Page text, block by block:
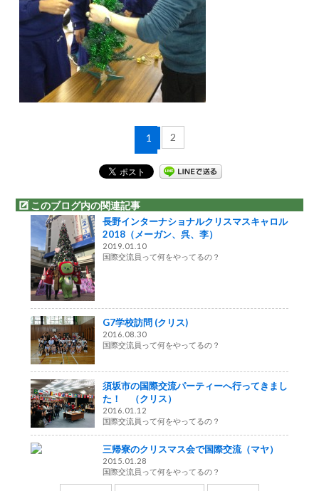
1 2
このブログ内の関連記事
長野インターナショナルクリスマスキャロル
2018（メーガン、呉、李）
2019.01.10
国際交流員って何をやってるの？
G7学校訪問 (クリス)
2016.08.30
国際交流員って何をやってるの？
須坂市の国際交流パーティーへ行ってきまし
た！ （クリス）
2016.01.12
国際交流員って何をやってるの？
三帰寮のクリスマス会で国際交流（マヤ）
2015.01.28
国際交流員って何をやってるの？